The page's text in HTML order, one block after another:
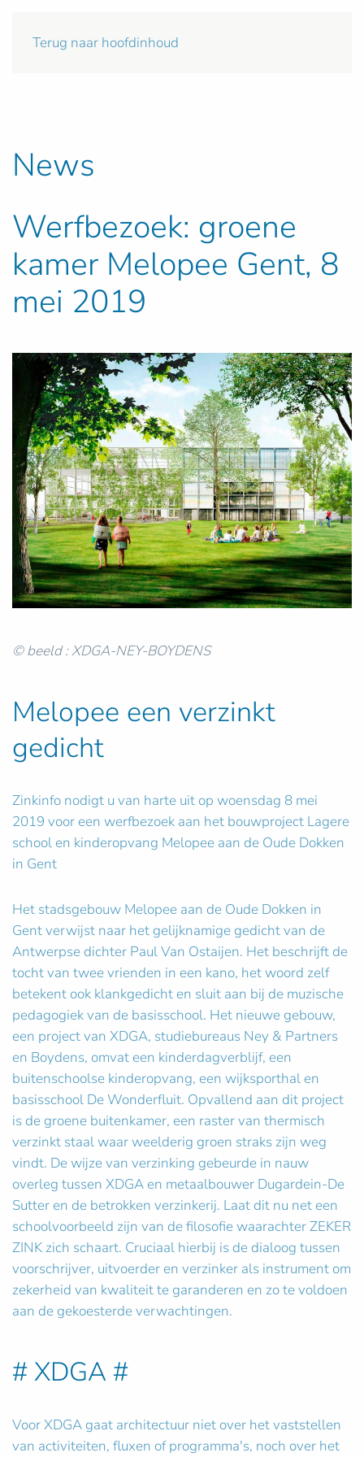
Terug naar hoofdinhoud
News
Werfbezoek: groene
kamer Melopee Gent, 8
mei 2019
© beeld : XDGA-NEY-BOYDENS
Melopee een verzinkt
gedicht
Zinkinfo nodigt u van harte uit op woensdag 8 mei
2019 voor een werfbezoek aan het bouwproject Lagere
school en kinderopvang Melopee aan de Oude Dokken
in Gent
Het stadsgebouw Melopee aan de Oude Dokken in
Gent verwijst naar het gelijknamige gedicht van de
Antwerpse dichter Paul Van Ostaijen. Het beschrijft de
tocht van twee vrienden in een kano, het woord zelf
betekent ook klankgedicht en sluit aan bij de muzische
pedagogiek van de basisschool. Het nieuwe gebouw,
een project van XDGA, studiebureaus Ney & Partners
en Boydens, omvat een kinderdagverblijf, een
buitenschoolse kinderopvang, een wijksporthal en
basisschool De Wonderfluit. Opvallend aan dit project
is de groene buitenkamer, een raster van thermisch
verzinkt staal waar weelderig groen straks zijn weg
vindt. De wijze van verzinking gebeurde in nauw
overleg tussen XDGA en metaalbouwer Dugardein-De
Sutter en de betrokken verzinkerij. Laat dit nu net een
schoolvoorbeeld zijn van de filosofie waarachter ZEKER
ZINK zich schaart. Cruciaal hierbij is de dialoog tussen
voorschrijver, uitvoerder en verzinker als instrument om
zekerheid van kwaliteit te garanderen en zo te voldoen
aan de gekoesterde verwachtingen.
# XDGA #
Voor XDGA gaat architectuur niet over het vaststellen
van activiteiten, fluxen of programma's, noch over het